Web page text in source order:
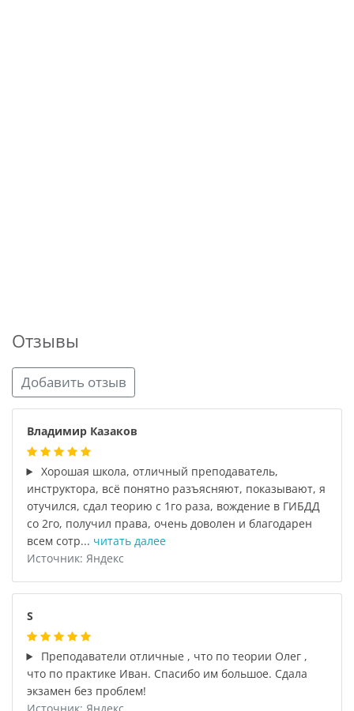
Отзывы
Добавить отзыв
Владимир Казаков
Хорошая школа, отличный преподаватель,
инструктора, всё понятно разъясняют, показывают, я
отучился, сдал теорию с 1го раза, вождение в ГИБДД
со 2го, получил права, очень доволен и благодарен
всем сотр... читать далее
Источник: Яндекс
S
Преподаватели отличные , что по теории Олег ,
что по практике Иван. Спасибо им большое. Сдала
экзамен без проблем!